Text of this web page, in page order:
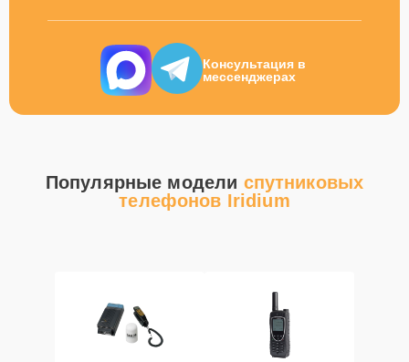
Консультация в
мессенджерах
Популярные модели спутниковых
телефонов Iridium